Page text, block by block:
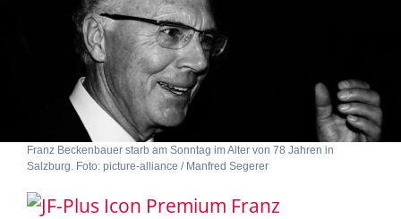
Franz Beckenbauer starb am Sonntag im Alter von 78 Jahren in
Salzburg. Foto: picture-alliance / Manfred Segerer
Franz